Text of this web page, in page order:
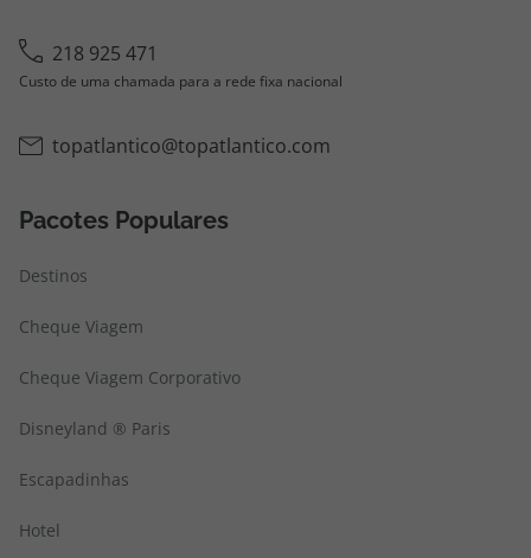
218 925 471
Custo de uma chamada para a rede fixa nacional
topatlantico@topatlantico.com
Pacotes Populares
Destinos
Cheque Viagem
Cheque Viagem Corporativo
Disneyland ® Paris
Escapadinhas
Hotel